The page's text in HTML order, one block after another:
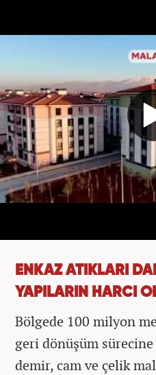
ENKAZ ATIKLARI
YAPILARIN HARCI
Bölgede 100 milyon
geri dönüşüm sürecine
demir, cam ve çelik